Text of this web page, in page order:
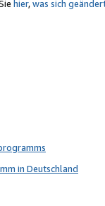
hier,was sich
in Deutschland